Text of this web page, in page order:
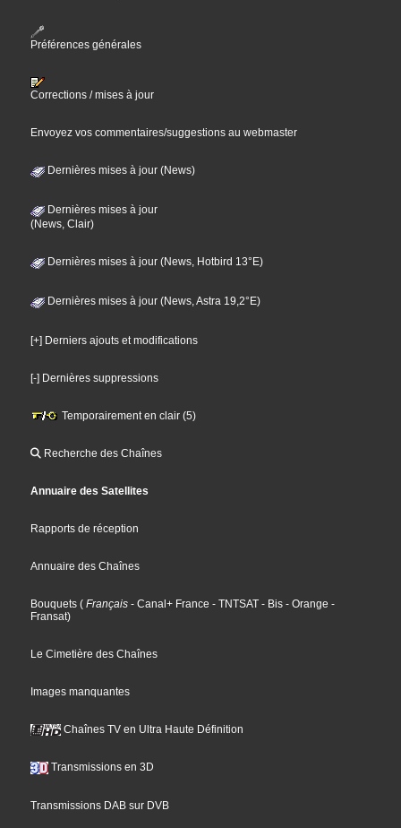
Préférences générales
Corrections / mises à jour
Envoyez vos commentaires/suggestions au webmaster
Dernières mises à jour (News)
Dernières mises à jour
(News, Clair)
Dernières mises à jour (News, Hotbird 13°E)
Dernières mises à jour (News, Astra 19,2°E)
[+] Derniers ajouts et modifications
[-] Dernières suppressions
Temporairement en clair (5)
Recherche des Chaînes
Annuaire des Satellites
Rapports de réception
Annuaire des Chaînes
Bouquets ( Français - Canal+ France - TNTSAT - Bis - Orange -
Fransat)
Le Cimetière des Chaînes
Images manquantes
Chaînes TV en Ultra Haute Définition
Transmissions en 3D
Transmissions DAB sur DVB